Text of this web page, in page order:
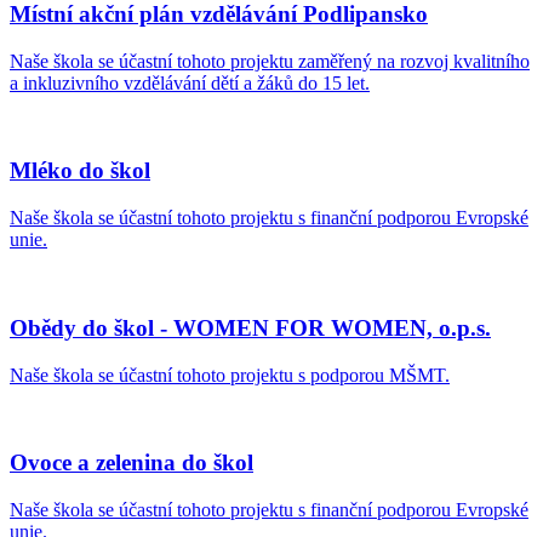
Místní akční plán vzdělávání Podlipansko
Naše škola se účastní tohoto projektu zaměřený na rozvoj kvalitního
a inkluzivního vzdělávání dětí a žáků do 15 let.
Mléko do škol
Naše škola se účastní tohoto projektu s finanční podporou Evropské
unie.
Obědy do škol - WOMEN FOR WOMEN, o.p.s.
Naše škola se účastní tohoto projektu s podporou MŠMT.
Ovoce a zelenina do škol
Naše škola se účastní tohoto projektu s finanční podporou Evropské
unie.